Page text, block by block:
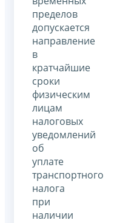
пределов
допускается
направление
в
кратчайшие
сроки
физическим
лицам
налоговых
уведомлений
об
уплате
транспортного
налога
при
наличии